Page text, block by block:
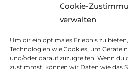
Cookie-
verwalten
Um dir ein optimales Erlebnis zu
Technologien wie Cookies, um
und/oder darauf zuzugreifen. Wenn du
zustimmst, können wir Daten wie das
Tel.: 04402 – 98201 0
Fax: 04402 – 98201 23
Mail:info@bt-it.de